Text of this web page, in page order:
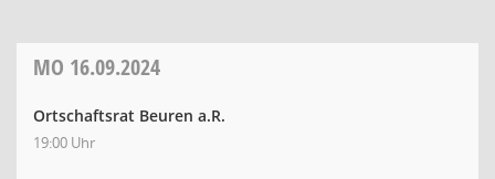
MO 16.09.2024
Ortschaftsrat Beuren a.R.
19:00 Uhr